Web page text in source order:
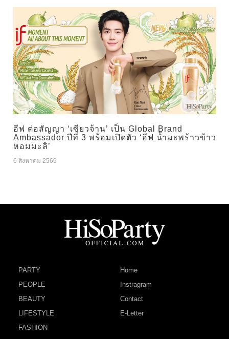
อีฟ ต่อสัญญา ‘เซียวจ้าน’ เป็น Global Brand
Ambassador ปีที่ 3 พร้อมเปิดตัว ‘อีฟ น้ำมะพร้าวข้าว
หอมมะลิ’
6 สิงหาคม 2569
PARTY
PEOPLE
BEAUTY
LIFESTYLE
FASHION
Home
Instragram
Contact
E-Letter